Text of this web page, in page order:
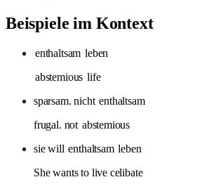
Beispiele im Kontext
enthaltsam leben
abstemious life
sparsam. nicht enthaltsam
frugal. not abstemious
sie will enthaltsam leben
She wants to live celibate